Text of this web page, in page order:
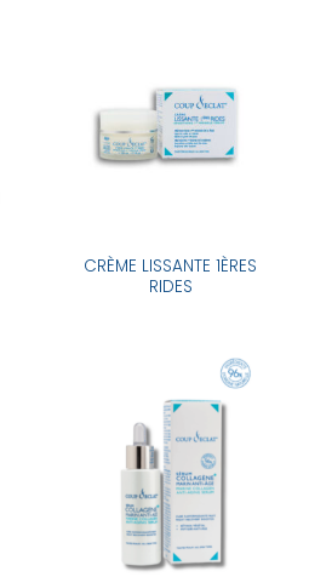
CRÈME LISSANTE 1ÈRES
RIDES